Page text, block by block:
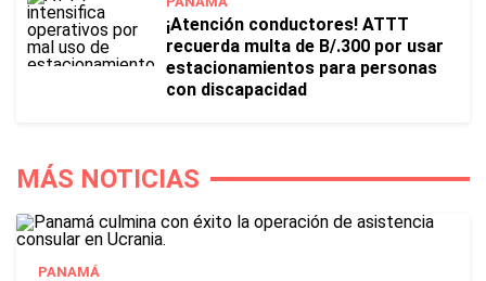
¡Atención conductores! ATTT
recuerda multa de B/.300 por usar
estacionamientos para personas
con discapacidad
MÁS NOTICIAS
PANAMÁ